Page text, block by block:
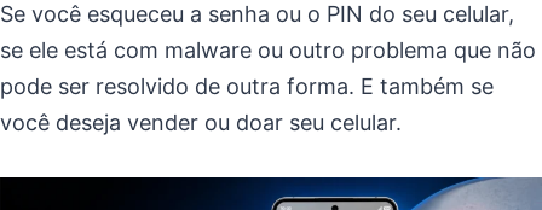
Se você esqueceu a senha ou o PIN do seu celular,
se ele está com malware ou outro problema que não
pode ser resolvido de outra forma. E também se
você deseja vender ou doar seu celular.